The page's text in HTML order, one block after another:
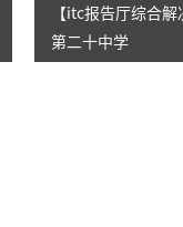
【itc报告厅综合
第二十中学